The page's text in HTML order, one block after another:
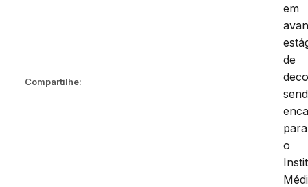
Compartilhe:
em
de
para
o